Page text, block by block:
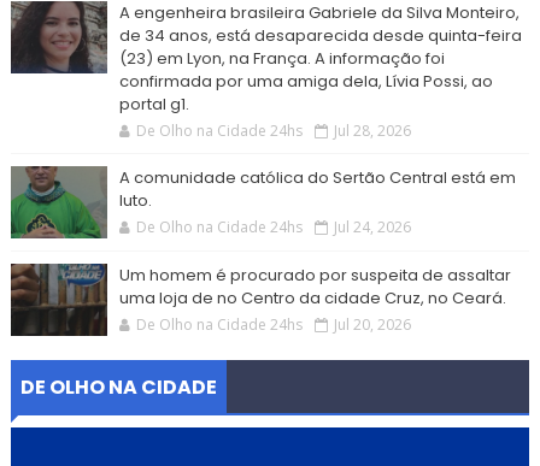
A engenheira brasileira Gabriele da Silva Monteiro,
de 34 anos, está desaparecida desde quinta-feira
(23) em Lyon, na França. A informação foi
confirmada por uma amiga dela, Lívia Possi, ao
portal g1.
De Olho na Cidade 24hs Jul 28, 2026
A comunidade católica do Sertão Central está em
luto.
De Olho na Cidade 24hs Jul 24, 2026
Um homem é procurado por suspeita de assaltar
uma loja de no Centro da cidade Cruz, no Ceará.
De Olho na Cidade 24hs Jul 20, 2026
DE OLHO NA CIDADE